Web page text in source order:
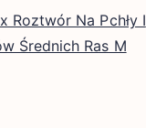
Roztwór Na Pchły I
Średnich Ras M